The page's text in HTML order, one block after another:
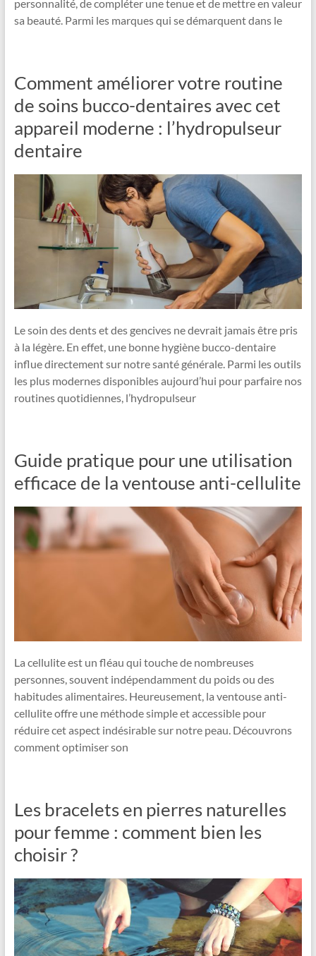
personnalité, de compléter une tenue et de mettre en valeur
sa beauté. Parmi les marques qui se démarquent dans le
Comment améliorer votre routine
de soins bucco-dentaires avec cet
appareil moderne : l’hydropulseur
dentaire
Le soin des dents et des gencives ne devrait jamais être pris
à la légère. En effet, une bonne hygiène bucco-dentaire
influe directement sur notre santé générale. Parmi les outils
les plus modernes disponibles aujourd’hui pour parfaire nos
routines quotidiennes, l’hydropulseur
Guide pratique pour une utilisation
efficace de la ventouse anti-cellulite
La cellulite est un fléau qui touche de nombreuses
personnes, souvent indépendamment du poids ou des
habitudes alimentaires. Heureusement, la ventouse anti-
cellulite offre une méthode simple et accessible pour
réduire cet aspect indésirable sur notre peau. Découvrons
comment optimiser son
Les bracelets en pierres naturelles
pour femme : comment bien les
choisir ?